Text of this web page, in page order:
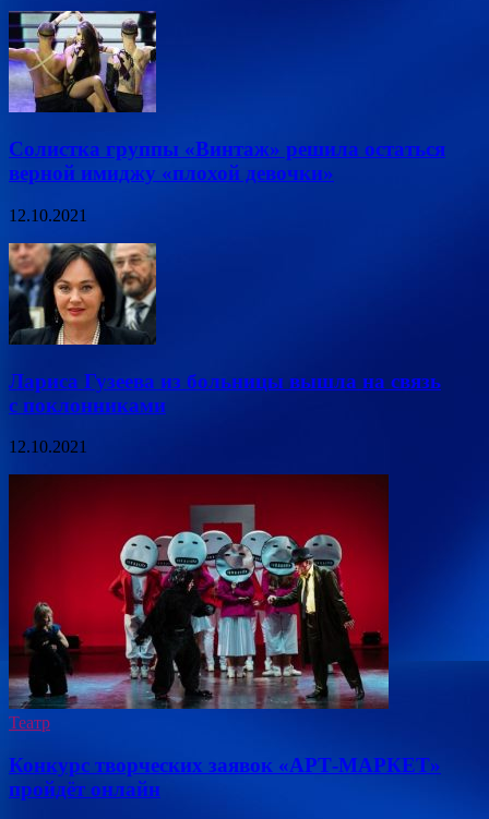
Солистка группы «Винтаж» решила остаться
верной имиджу «плохой девочки»
12.10.2021
Лариса Гузеева из больницы вышла на связь
с поклонниками
12.10.2021
Театр
Конкурс творческих заявок «АРТ-МАРКЕТ»
пройдёт онлайн